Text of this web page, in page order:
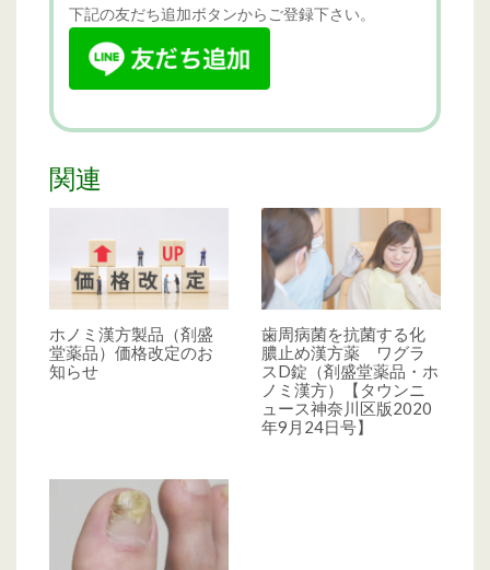
下記の友だち追加ボタンからご登録下さい。
関連
ホノミ漢方製品（剤盛
堂薬品）価格改定のお
知らせ
歯周病菌を抗菌する化
膿止め漢方薬 ワグラ
スD錠（剤盛堂薬品・ホ
ノミ漢方）【タウンニ
ュース神奈川区版2020
年9月24日号】